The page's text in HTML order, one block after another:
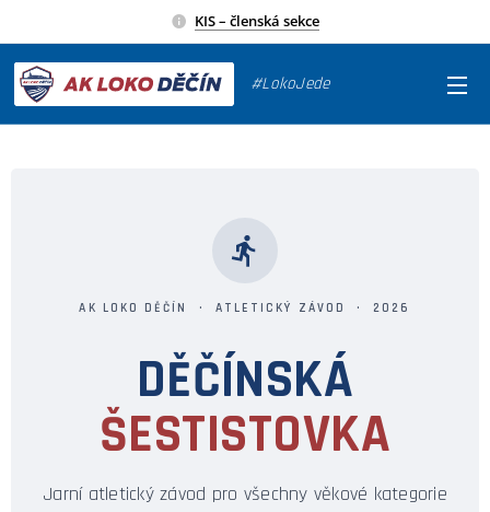
KIS – členská sekce
#LokoJede
AK LOKO DĚČÍN · ATLETICKÝ ZÁVOD · 2026
DĚČÍNSKÁ
ŠESTISTOVKA
Jarní atletický závod pro všechny věkové kategorie